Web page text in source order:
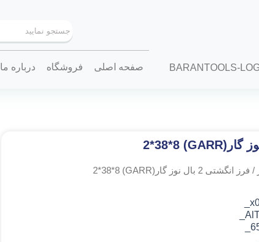
صفحه اصلی فروشگاه درباره ما
/ فرز انگشتی 2 بال نوز گار(GARR) 2*38*8